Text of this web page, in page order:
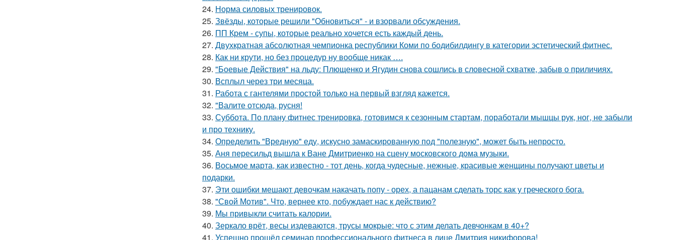
24. Норма силовых тренировок.
25. Звёзды, которые решили "Обновиться" - и взорвали обсуждения.
26. ПП Крем - супы, которые реально хочется есть каждый день.
27. Двухкратная абсолютная чемпионка республики Коми по бодибилдингу в категории эстетический фитнес.
28. Как ни крути, но без процедур ну вообще никак ….
29. "Боевые Действия" на льду: Плющенко и Ягудин снова сошлись в словесной схватке, забыв о приличиях.
30. Всплыл через три месяца.
31. Работа с гантелями простой только на первый взгляд кажется.
32. "Валите отсюда, русня!
33. Суббота. По плану фитнес тренировка, готовимся к сезонным стартам, поработали мышцы рук, ног, не забыли
и про технику.
34. Определить "Вредную" еду, искусно замаскированную под "полезную", может быть непросто.
35. Аня пересильд вышла к Ване Дмитриенко на сцену московского дома музыки.
36. Восьмое марта, как известно - тот день, когда чудесные, нежные, красивые женщины получают цветы и
подарки.
37. Эти ошибки мешают девочкам накачать попу - орех, а пацанам сделать торс как у греческого бога.
38. "Свой Мотив". Что, вернее кто, побуждает нас к действию?
39. Мы привыкли считать калории.
40. Зеркало врёт, весы издеваются, трусы мокрые: что с этим делать девчонкам в 40+?
41. Успешно прошёл семинар профессионального фитнеса в лице Дмитрия никифорова!